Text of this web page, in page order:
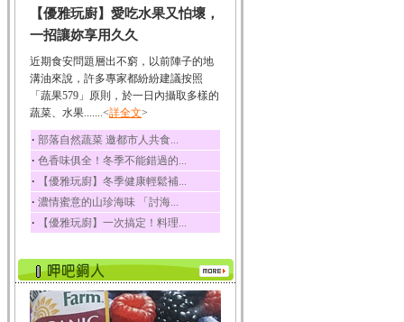
【優雅玩廚】愛吃水果又怕壞，
一招讓妳享用久久
近期食安問題層出不窮，以前陣子的地
溝油來說，許多專家都紛紛建議按照
「蔬果579」原則，於一日內攝取多樣的
蔬菜、水果.......<詳全文>
‧ 部落自然蔬菜 邀都市人共食...
‧ 色香味俱全！冬季不能錯過的...
‧ 【優雅玩廚】冬季健康輕鬆補...
‧ 濃情蜜意的山珍海味 「討海...
‧ 【優雅玩廚】一次搞定！料理...